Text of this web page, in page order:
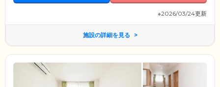
※2026/03/24更新
施設の詳細を見る